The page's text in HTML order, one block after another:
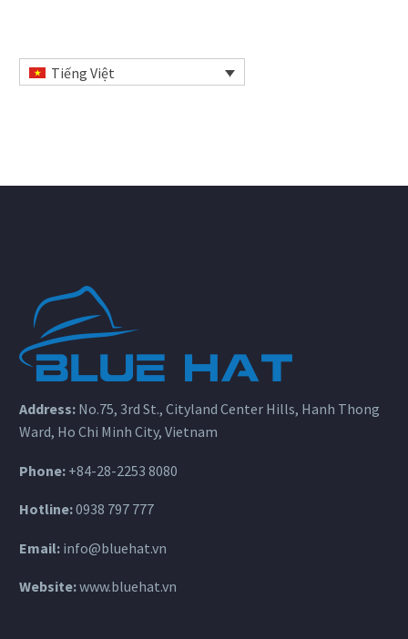
Tiếng Việt
Address: No.75, 3rd St., Cityland Center Hills, Hanh Thong
Ward, Ho Chi Minh City, Vietnam
Phone: +84-28-2253 8080
Hotline:0938 797 777
Email: info@bluehat.vn
Website:www.bluehat.vn